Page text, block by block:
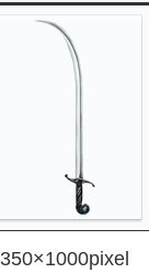
350×1000pixel